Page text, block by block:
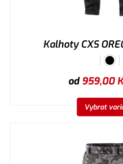
Kalhoty CXS
od959,00
Vybrat